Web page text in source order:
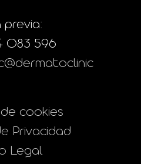
previa:
083 596
cookies
Privacidad
Legal